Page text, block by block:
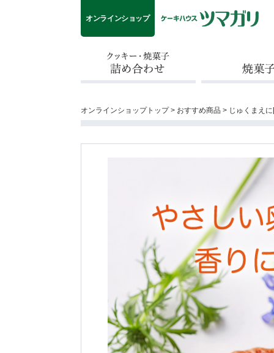
オンラインショップ
オンラインショップトップ> おすすめ商品 > じゅくまえ